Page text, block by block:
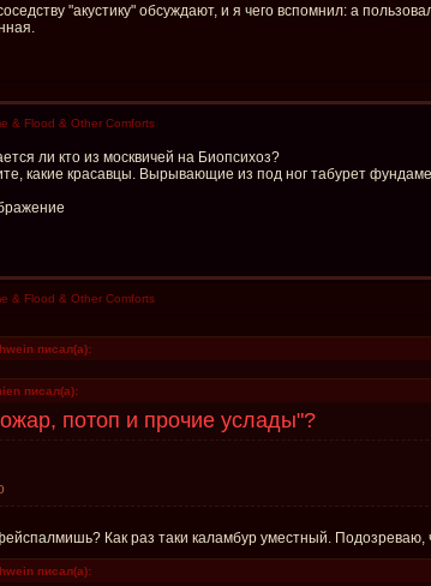
"акустику" обсуждают, и я чего вспомнил: а
& Flood & Other Comforts
ли кто из москвичей на Биопсихоз?
какие красавцы. Вырывающие из под ног табурет
& Flood & Other Comforts
писал(а):
писал(а):
потоп и прочие услады"?
Как раз таки каламбур уместный. Подозреваю,
писал(а):